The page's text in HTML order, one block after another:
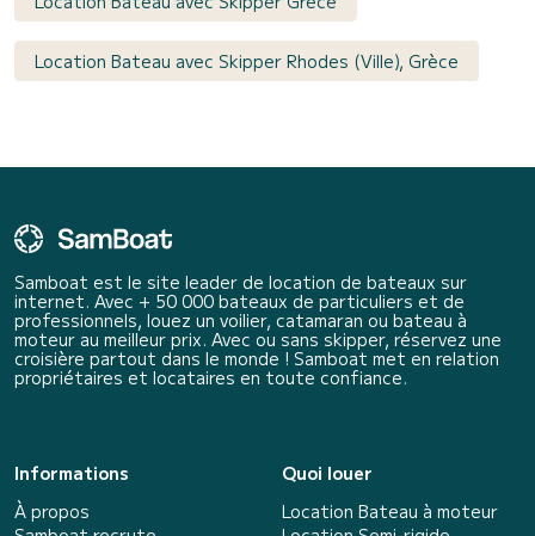
Location Bateau avec Skipper Rhodes (Ville), Grèce
Samboat est le site leader de location de bateaux sur
internet. Avec + 50 000 bateaux de particuliers et de
professionnels, louez un voilier, catamaran ou bateau à
moteur au meilleur prix. Avec ou sans skipper, réservez une
croisière partout dans le monde ! Samboat met en relation
propriétaires et locataires en toute confiance.
Informations
À propos
Quoi louer
Location Bateau à moteur